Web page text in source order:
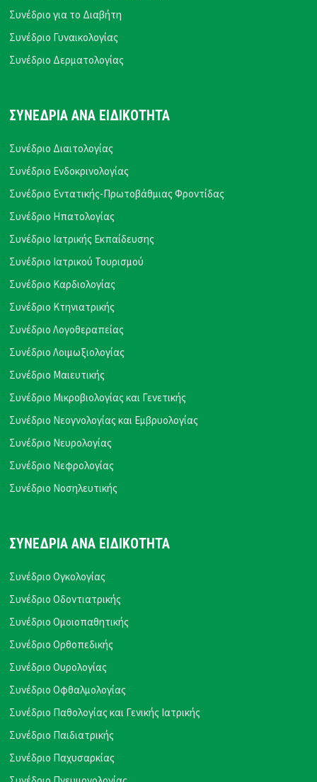
Συνέδριο για το Διαβήτη
Συνέδριο Γυναικολογίας
Συνέδριο Δερματολογίας
ΣΥΝΕΔΡΙΑ ΑΝΑ ΕΙΔΙΚΟΤΗΤΑ
Συνέδριο Διαιτολογίας
Συνέδριο Ενδοκρινολογίας
Συνέδριο Εντατικής-Πρωτοβάθμιας Φροντίδας
Συνέδριο Ηπατολογίας
Συνέδριο Ιατρικής Εκπαίδευσης
Συνέδριο Ιατρικού Τουρισμού
Συνέδριο Καρδιολογίας
Συνέδριο Κτηνιατρικής
Συνέδριο Λογοθεραπείας
Συνέδριο Λοιμωξιολογίας
Συνέδριο Μαιευτικής
Συνέδριο Μικροβιολογίας και Γενετικής
Συνέδριο Νεογνολογίας και Εμβρυολογίας
Συνέδριο Νευρολογίας
Συνέδριο Νεφρολογίας
Συνέδριο Νοσηλευτικής
ΣΥΝΕΔΡΙΑ ΑΝΑ ΕΙΔΙΚΟΤΗΤΑ
Συνέδριο Ογκολογίας
Συνέδριο Οδοντιατρικής
Συνέδριο Ομοιοπαθητικής
Συνέδριο Ορθοπεδικής
Συνέδριο Ουρολογίας
Συνέδριο Οφθαλμολογίας
Συνέδριο Παθολογίας και Γενικής Ιατρικής
Συνέδριο Παιδιατρικής
Συνέδριο Παχυσαρκίας